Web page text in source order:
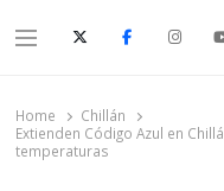
Menu
Home
Chillán
Extienden Código Azul en
temperaturas